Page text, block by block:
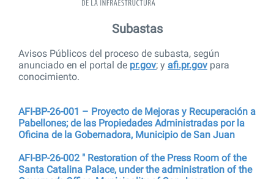
Subastas
Avisos Públicos del proceso de subasta, según
anunciado en el portal de pr.gov; y afi.pr.gov para
conocimiento.
AFI-BP-26-001 – Proyecto de Mejoras y Recuperación a
Pabellones; de las Propiedades Administradas por la
Oficina de la Gobernadora, Municipio de San Juan
AFI-BP-26-002 ​​​" Restoration of the Press Room of the
Santa Catalina Palace, under the administration of the